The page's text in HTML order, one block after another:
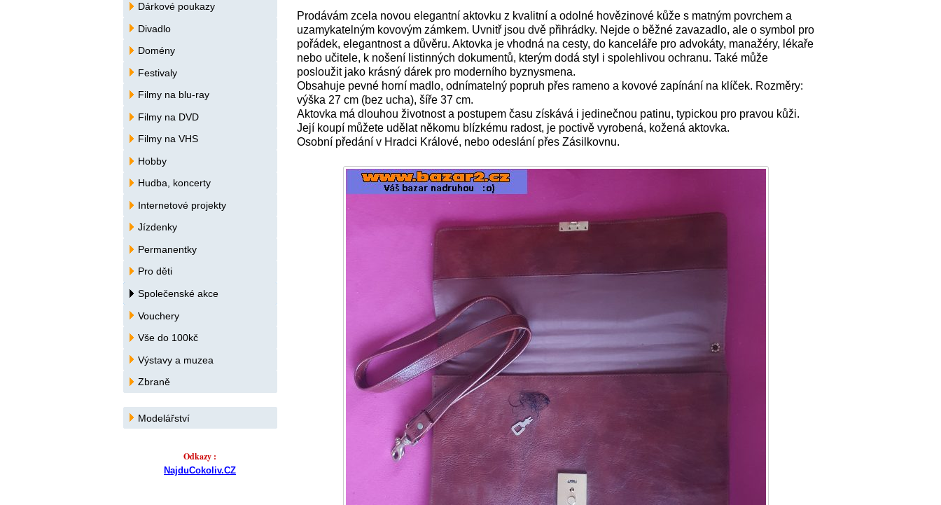
Prodávám zcela novou elegantní aktovku z kvalitní a odolné hovězinové kůže s matným povrchem a
uzamykatelným kovovým zámkem. Uvnitř jsou dvě přihrádky. Nejde o běžné zavazadlo, ale o symbol pro
pořádek, elegantnost a důvěru. Aktovka je vhodná na cesty, do kanceláře pro advokáty, manažéry, lékaře
nebo učitele, k nošení listinných dokumentů, kterým dodá styl i spolehlivou ochranu. Také může
posloužit jako krásný dárek pro moderního byznysmena.
Obsahuje pevné horní madlo, odnímatelný popruh přes rameno a kovové zapínání na klíček. Rozměry:
výška 27 cm (bez ucha), šíře 37 cm.
Aktovka má dlouhou životnost a postupem času získává i jedinečnou patinu, typickou pro pravou kůži.
Její koupí můžete udělat někomu blízkému radost, je poctivě vyrobená, kožená aktovka.
Osobní předání v Hradci Králové, nebo odeslání přes Zásilkovnu.
Dárkové poukazy
Divadlo
Domény
Festivaly
Filmy na blu-ray
Filmy na DVD
Filmy na VHS
Hobby
Hudba, koncerty
Internetové projekty
Jízdenky
Permanentky
Pro děti
Společenské akce
Vouchery
Vše do 100kč
Výstavy a muzea
Zbraně
Modelářství
Odkazy :
NajduCokoliv.CZ